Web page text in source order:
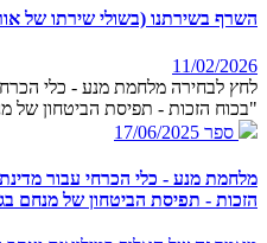
השרף בשירתנו (בשולי שירתו של
11/02/2026
לחץ לבחירה מלחמת מנע - כלי
"בכוח הזכות - תפיסת הביטחון של
ספר 17/06/2025
מלחמת מנע - כלי הכרחי עבור
הזכות - תפיסת הביטחון של מנחם